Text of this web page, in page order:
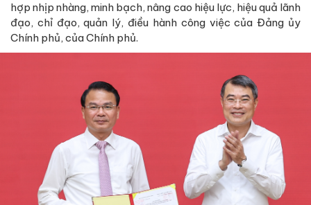
hợp nhịp nhàng, minh bạch, nâng cao hiệu lực, hiệu quả lãnh
đạo, chỉ đạo, quản lý, điều hành công việc của Đảng ủy
Chính phủ, của Chính phủ.